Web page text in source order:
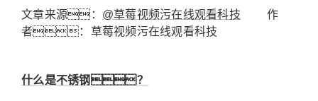
文章来源： @草莓视频污在线观看科技 作
者：草莓视频污在线观看科技
什么是不锈钢？